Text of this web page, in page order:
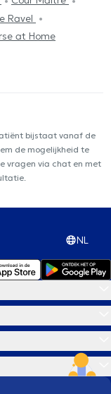
Ravel
at Home
bijstaat vanaf de
de mogelijkheid te
vragen via chat en met
NL